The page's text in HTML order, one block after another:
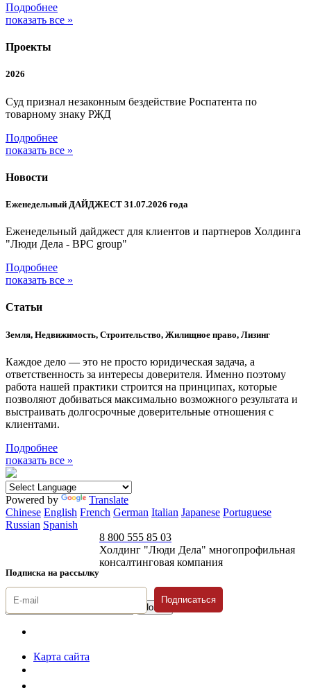
Подробнее
показать все »
Проекты
2026
Суд признал незаконным бездействие Роспатента по
товарному знаку РЖД
Подробнее
показать все »
Новости
Еженедельный ДАЙДЖЕСТ 31.07.2026 года
Еженедельный дайджест для клиентов и партнеров Холдинга
"Люди Дела - BPC group"
Подробнее
показать все »
Статьи
Земля, Недвижимость, Строительство, Жилищное право, Лизинг
Каждое дело — это не просто юридическая задача, а
ответственность за интересы доверителя. Именно поэтому
работа нашей практики строится на принципах, которые
позволяют добиваться максимально возможного результата и
выстраивать долгосрочные доверительные отношения с
клиентами.
Подробнее
показать все »
Powered by
Translate
Chinese English French German Italian Japanese Portuguese
Russian Spanish
Подписка на рассылку
8 800 555 85 03
Холдинг "Люди Дела" многопрофильная
консалтинговая компания
Подписаться
Карта сайта